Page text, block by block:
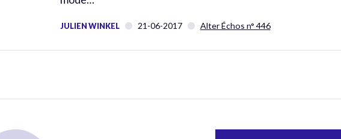
JULIEN WINKEL 21-06-2017 Alter Échos n° 446